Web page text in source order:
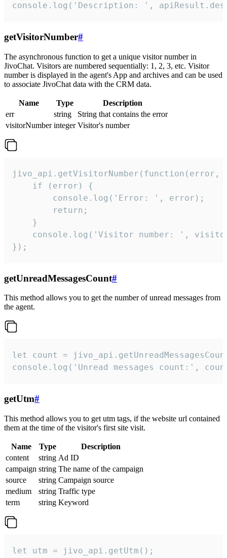
console.log('Description: ',
getVisitorNumber#
The asynchronous function to get a unique visitor number in
JivoChat. Visitors are numbered sequentially: 1, 2, 3, etc. Visitor
number is displayed in the agent's App and archives and can be used
to associate JivoChat data with the CRM data.
Name Type
Description
err
string
String that contains the error
visitorNumber integer Visitor's number
jivo_api.getVisitorNumber(function(error,
    if (error) {
        console.log('Error: ', error);
        return;
    }
console.log('Visitor number: ',
});
getUnreadMessagesCount#
This method allows you to get the number of unread messages from
the agent.
let count =
console.log('Unread messages count:',
getUtm#
This method allows you to get utm tags, if the website url contained
them at the time of the visitor's first site visit.
Name Type
Description
content
string Ad ID
campaign string The name of the campaign
source
string Campaign source
medium
string Traffic type
term
string Keyword
let utm = jivo_api.getUtm();